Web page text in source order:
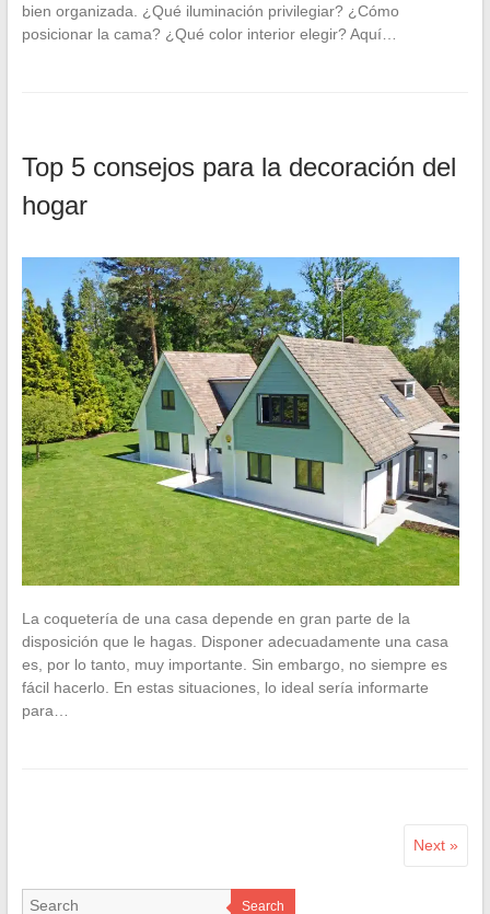
bien organizada. ¿Qué iluminación privilegiar? ¿Cómo
posicionar la cama? ¿Qué color interior elegir? Aquí…
Top 5 consejos para la decoración del
hogar
La coquetería de una casa depende en gran parte de la
disposición que le hagas. Disponer adecuadamente una casa
es, por lo tanto, muy importante. Sin embargo, no siempre es
fácil hacerlo. En estas situaciones, lo ideal sería informarte
para…
Next »
Search